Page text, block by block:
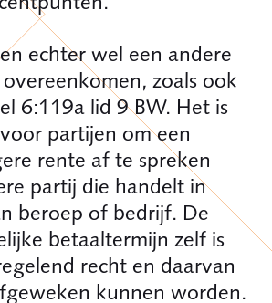
echter wel een andere
zoals ook
6:119a lid 9 BW. Het is
partijen om een
rente af te spreken
partij die handelt in
beroep of bedrijf. De
betaaltermijn zelf is
recht en daarvan
kunnen worden.